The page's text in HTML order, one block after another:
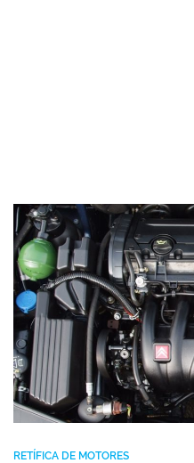
RETÍFICA DE MOTORES